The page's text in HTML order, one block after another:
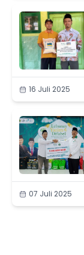
16 Juli 2025
07 Juli 2025